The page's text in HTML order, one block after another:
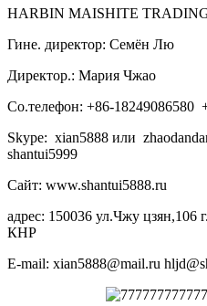
HARBIN MAISHITE
Гине. директор: Семён Лю
Директор.: Мария Чжао
Со.телефон: +86-18249086580
Skype: xian5888 или
shantui5999
Сайт: www.shantui5888.ru
адрес: 150036 ул.Чжу цзян,106
КНР
E-mail: xian5888@mail.ru